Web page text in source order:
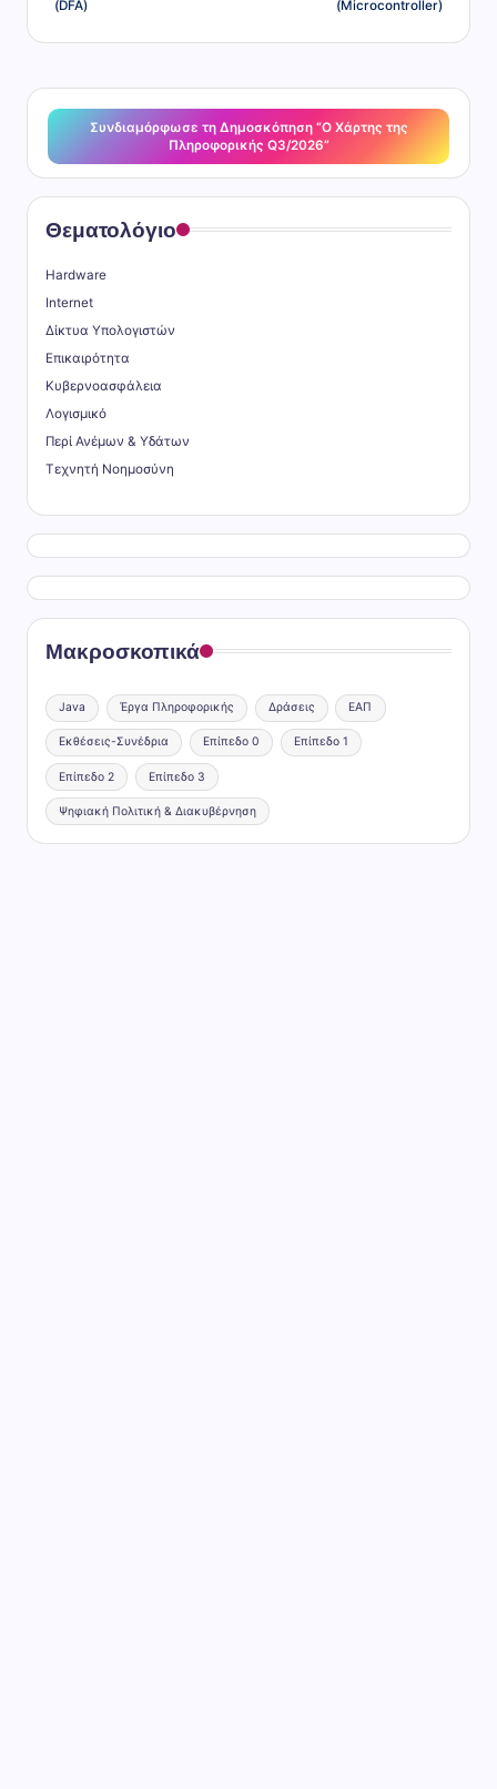
ε
(DFA) (Microcontroller)
Συνδιαμόρφωσε τη Δημοσκόπηση “Ο Χάρτης της
Πληροφορικής Q3/2026”
Θεματολόγιο
Hardware
Internet
Δίκτυα Υπολογιστών
Επικαιρότητα
Κυβερνοασφάλεια
Λογισμικό
Περί Ανέμων & Υδάτων
Τεχνητή Νοημοσύνη
Μακροσκοπικά
Java Έργα Πληροφορικής Δράσεις ΕΑΠ
Εκθέσεις-Συνέδρια Επίπεδο 0 Επίπεδο 1
Επίπεδο 2 Επίπεδο 3
Ψηφιακή Πολιτική & Διακυβέρνηση